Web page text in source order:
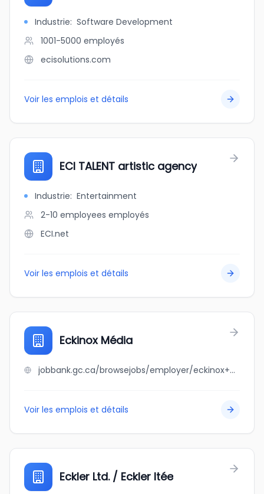
Industrie: Software Development
1001-5000 employés
ecisolutions.com
Voir les emplois et détails
ECI TALENT artistic agency
Industrie: Entertainment
2-10 employees employés
ECI.net
Voir les emplois et détails
Eckinox Média
jobbank.gc.ca/browsejobs/employer/eckinox+m%C3%A9dia/ca
Voir les emplois et détails
Eckler Ltd. / Eckler ltée